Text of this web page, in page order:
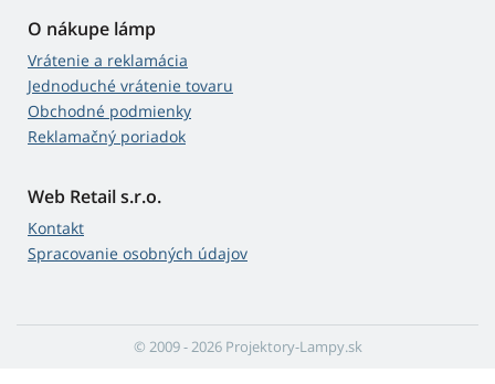
O nákupe lámp
Vrátenie a reklamácia
Jednoduché vrátenie tovaru
Obchodné podmienky
Reklamačný poriadok
Web Retail s.r.o.
Kontakt
Spracovanie osobných údajov
© 2009 - 2026 Projektory-Lampy.sk